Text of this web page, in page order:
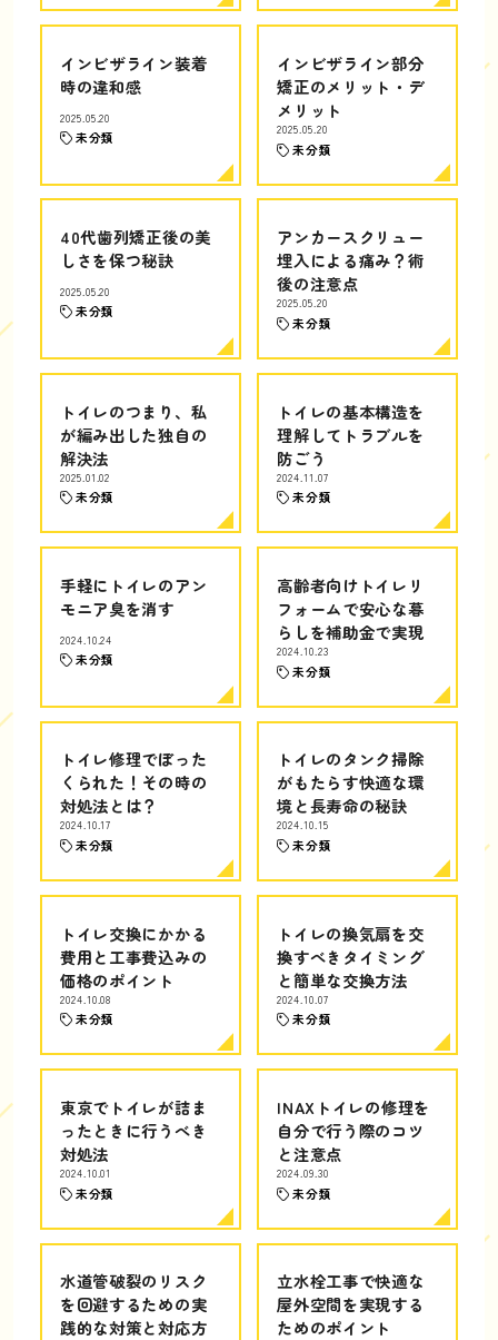
インビザライン装着
時の違和感
2025.05.20
未分類
インビザライン部分
矯正のメリット・デ
メリット
2025.05.20
未分類
40代歯列矯正後の美
しさを保つ秘訣
2025.05.20
未分類
アンカースクリュー
埋入による痛み？術
後の注意点
2025.05.20
未分類
トイレのつまり、私
が編み出した独自の
解決法
2025.01.02
未分類
トイレの基本構造を
理解してトラブルを
防ごう
2024.11.07
未分類
手軽にトイレのアン
モニア臭を消す
2024.10.24
未分類
高齢者向けトイレリ
フォームで安心な暮
らしを補助金で実現
2024.10.23
未分類
トイレ修理でぼった
くられた！その時の
対処法とは？
2024.10.17
未分類
トイレのタンク掃除
がもたらす快適な環
境と長寿命の秘訣
2024.10.15
未分類
トイレ交換にかかる
費用と工事費込みの
価格のポイント
2024.10.08
未分類
トイレの換気扇を交
換すべきタイミング
と簡単な交換方法
2024.10.07
未分類
東京でトイレが詰ま
ったときに行うべき
対処法
2024.10.01
未分類
INAXトイレの修理を
自分で行う際のコツ
と注意点
2024.09.30
未分類
水道管破裂のリスク
を回避するための実
践的な対策と対応方
立水栓工事で快適な
屋外空間を実現する
ためのポイント